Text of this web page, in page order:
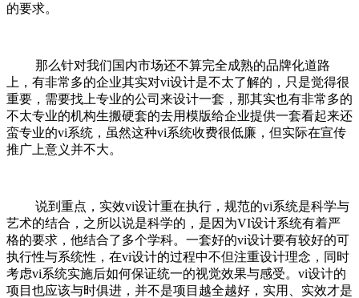
的要求。
那么针对我们国内市场还不算完全成熟的品牌化道路
上，有非常多的企业其实对vi设计是不太了解的，只是觉得很
重要，需要找上专业的公司来设计一套，那其实也有非常多的
不太专业的机构生搬硬套的去用模版给企业提供一套看起来还
蛮专业的vi系统，虽然这种vi系统收费很低廉，但实际在宣传
推广上意义并不大。
说到重点，实效vi设计重在执行，规范的vi系统是科学与
艺术的结合，之所以说是科学的，是因为VI设计系统有着严
格的要求，他结合了多个学科。一套好的vi设计要有较好的可
执行性与系统性，在vi设计的过程中不但注重设计理念，同时
考虑vi系统实施后如何保证统一的视觉效果与感受。vi设计的
项目也应该与时俱进，并不是项目越全越好，实用、实效才是